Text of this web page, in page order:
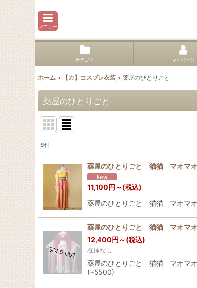
メニュー
カテゴリ マイページ
ホーム > 【カ】コスプレ衣装 > 薬屋のひとりごと
薬屋のひとりごと
並び順 :
6件
薬屋のひとりごと 猫猫 マオ
11,100円 ～(税込)
薬屋のひとりごと 猫猫 マオマ
薬屋のひとりごと 猫猫 マオマ
12,400円 ～(税込)
在庫なし
薬屋のひとりごと 猫猫 マオマ
(+5500)